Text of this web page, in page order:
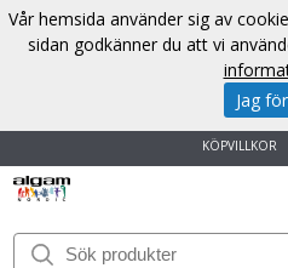
KÖPVILLKOR
START
Vår hemsida använder sig av
sidan godkänner du att vi
Jag